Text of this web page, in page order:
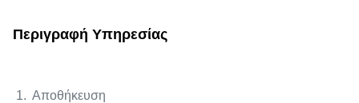
Περιγραφή Υπηρεσίας
1. Αποθήκευση